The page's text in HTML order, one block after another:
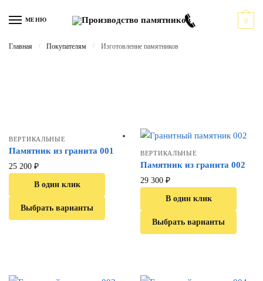
МЕНЮ 0
Главная / Покупателям / Изготовление памятников
ВЕРТИКАЛЬНЫЕ
Памятник из гранита 001
25 200 ₽
В один клик
Выбрать варианты
ВЕРТИКАЛЬНЫЕ
Памятник из гранита 002
29 300 ₽
В один клик
Выбрать варианты